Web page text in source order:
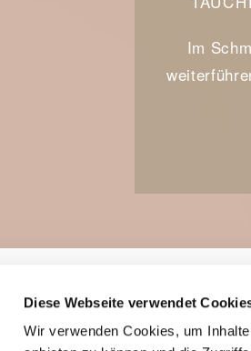
Diese Webseite verwendet
Wir verwenden Cookies, um
Im